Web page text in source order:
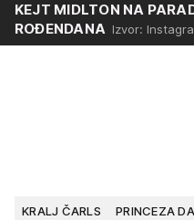
KEJT MIDLTON NA
ROĐENDANA Izvor:
KRALJ ČARLS PRINCEZA